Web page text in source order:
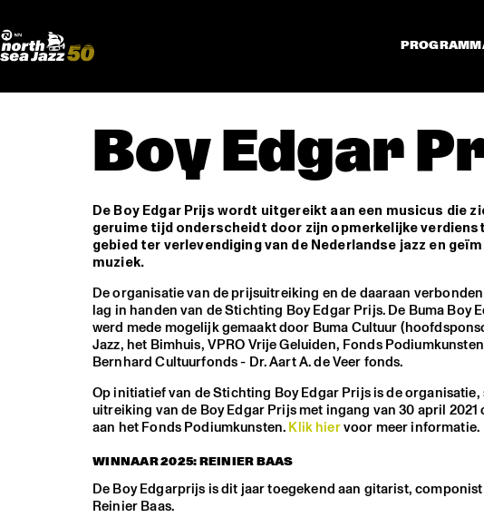
Boogieball
North Sea Round Town
Boy Edgar
De Boy Edgar Prijs wordt uitgereikt aan een musicus die
geruime tijd onderscheidt door zijn opmerkelijke
gebied ter verlevendiging van de Nederlandse jazz en
muziek.
De organisatie van de prijsuitreiking en de daaraan
lag in handen van de Stichting Boy Edgar Prijs. De Buma Boy
werd mede mogelijk gemaakt door Buma Cultuur
Jazz, het Bimhuis, VPRO Vrije Geluiden, Fonds
Bernhard Cultuurfonds - Dr. Aart A. de Veer fonds.
Op initiatief van de Stichting Boy Edgar Prijs is de organisatie,
uitreiking van de Boy Edgar Prijs met ingang van 30 april
aan het Fonds Podiumkunsten.Klik hiervoor meer informatie.
WINNAAR 2025: REINIER BAAS
De Boy Edgarprijs is dit jaar toegekend aan gitarist,
Reinier Baas.